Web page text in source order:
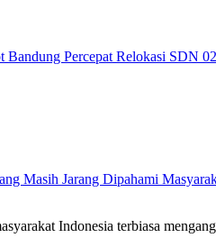
Bandung Percepat Relokasi SDN
Masih Jarang Dipahami
Indonesia terbiasa